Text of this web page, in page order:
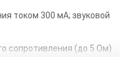
током 300 мА; звуковой
сопротивления (до 5 Ом)
тестирования,